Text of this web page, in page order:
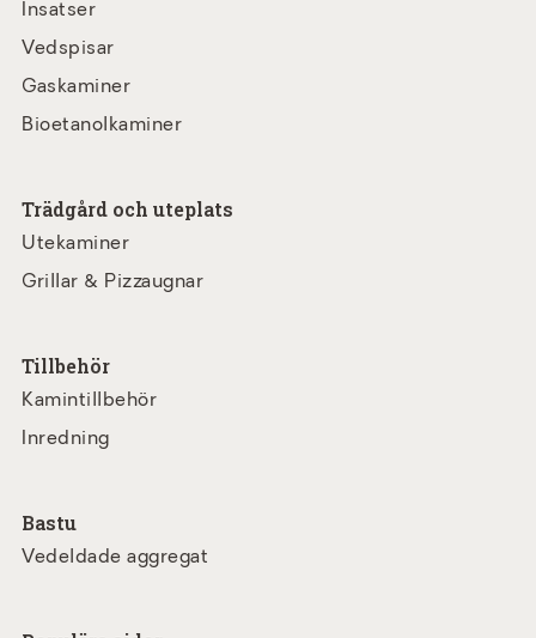
Insatser
Vedspisar
Gaskaminer
Bioetanolkaminer
Trädgård och uteplats
Utekaminer
Grillar & Pizzaugnar
Tillbehör
Kamintillbehör
Inredning
Bastu
Vedeldade aggregat